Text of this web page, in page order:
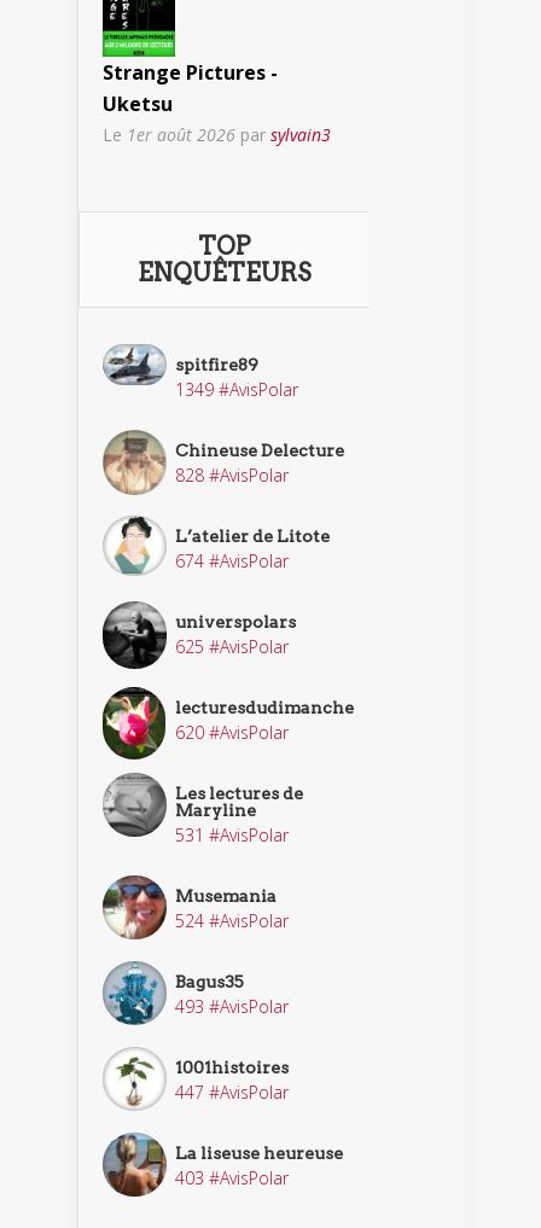
Strange Pictures -
Uketsu
Le 1er août 2026 par sylvain3
TOP
ENQUÊTEURS
spitfire89
1349 #AvisPolar
Chineuse Delecture
828 #AvisPolar
L’atelier de Litote
674 #AvisPolar
universpolars
625 #AvisPolar
lecturesdudimanche
620 #AvisPolar
Les lectures de
Maryline
531 #AvisPolar
Musemania
524 #AvisPolar
Bagus35
493 #AvisPolar
1001histoires
447 #AvisPolar
La liseuse heureuse
403 #AvisPolar